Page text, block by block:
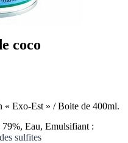
coco
« Exo-Est » / Boite de 400ml.
Eau, Emulsifiant :
sulfites